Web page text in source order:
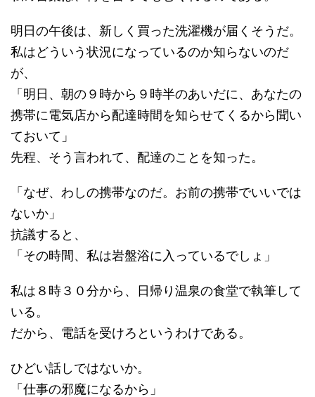
明日の午後は、新しく買った洗濯機が届くそうだ。
私はどういう状況になっているのか知らないのだ
が、
「明日、朝の９時から９時半のあいだに、あなたの
携帯に電気店から配達時間を知らせてくるから聞い
ておいて」
先程、そう言われて、配達のことを知った。
「なぜ、わしの携帯なのだ。お前の携帯でいいでは
ないか」
抗議すると、
「その時間、私は岩盤浴に入っているでしょ」
私は８時３０分から、日帰り温泉の食堂で執筆して
いる。
だから、電話を受けろというわけである。
ひどい話しではないか。
「仕事の邪魔になるから」